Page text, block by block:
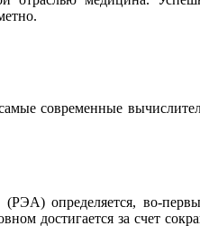
современные
определяется, во-
достигается за счет